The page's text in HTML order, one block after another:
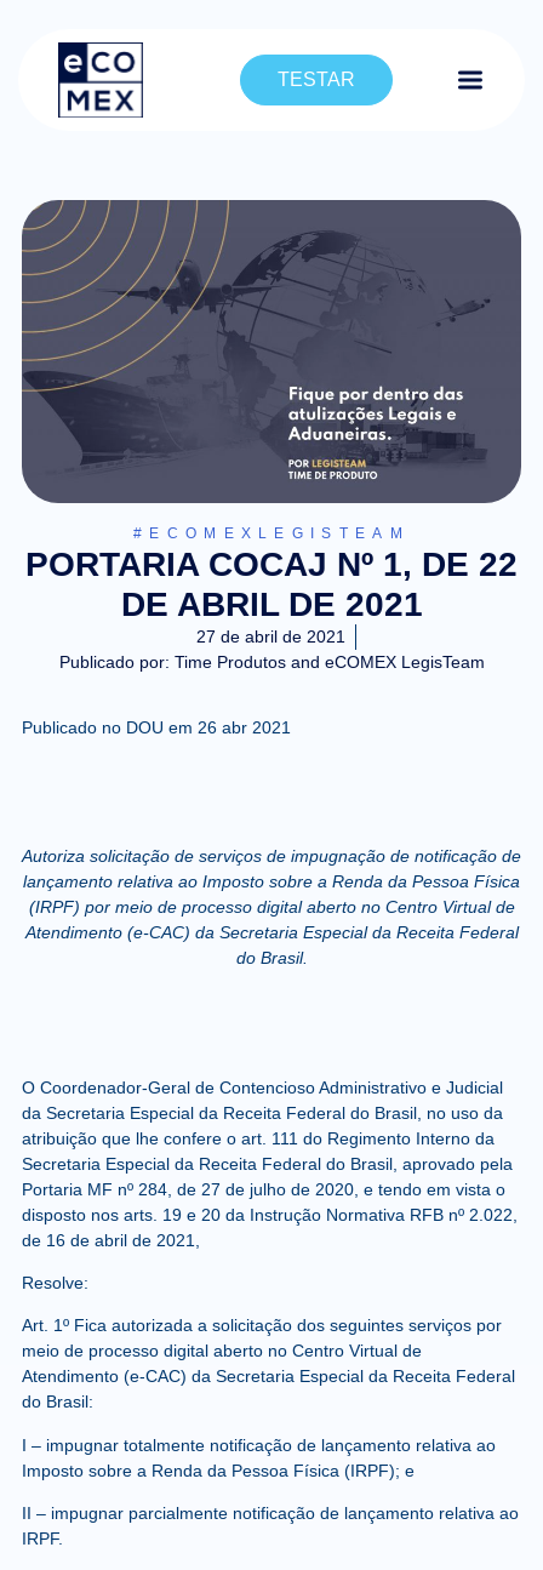
TESTAR
#ECOMEXLEGISTEAM
PORTARIA COCAJ Nº 1, DE 22
DE ABRIL DE 2021
27 de abril de 2021
Publicado por: Time Produtos and eCOMEX LegisTeam
Publicado no DOU em 26 abr 2021
Autoriza solicitação de serviços de impugnação de notificação de
lançamento relativa ao Imposto sobre a Renda da Pessoa Física
(IRPF) por meio de processo digital aberto no Centro Virtual de
Atendimento (e-CAC) da Secretaria Especial da Receita Federal
do Brasil.
O Coordenador-Geral de Contencioso Administrativo e Judicial
da Secretaria Especial da Receita Federal do Brasil, no uso da
atribuição que lhe confere o art. 111 do Regimento Interno da
Secretaria Especial da Receita Federal do Brasil, aprovado pela
Portaria MF nº 284, de 27 de julho de 2020, e tendo em vista o
disposto nos arts. 19 e 20 da Instrução Normativa RFB nº 2.022,
de 16 de abril de 2021,
Resolve:
Art. 1º Fica autorizada a solicitação dos seguintes serviços por
meio de processo digital aberto no Centro Virtual de
Atendimento (e-CAC) da Secretaria Especial da Receita Federal
do Brasil:
I – impugnar totalmente notificação de lançamento relativa ao
Imposto sobre a Renda da Pessoa Física (IRPF); e
II – impugnar parcialmente notificação de lançamento relativa ao
IRPF.